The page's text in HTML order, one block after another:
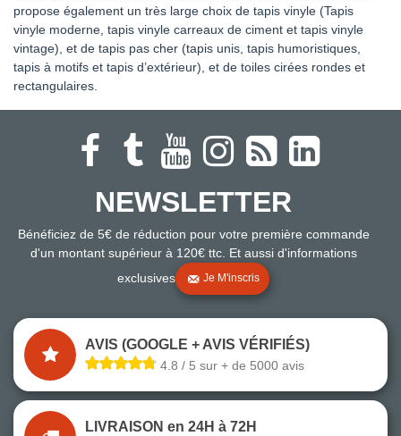
propose également un très large choix de tapis vinyle (Tapis
vinyle moderne, tapis vinyle carreaux de ciment et tapis vinyle
vintage), et de tapis pas cher (tapis unis, tapis humoristiques,
tapis à motifs et tapis d’extérieur), et de toiles cirées rondes et
rectangulaires.
NEWSLETTER
Bénéficiez de 5€ de réduction pour votre première commande
d'un montant supérieur à 120€ ttc. Et aussi d'informations
exclusives
Je M'inscris
AVIS (GOOGLE + AVIS VÉRIFIÉS)
4.8 / 5 sur + de 5000 avis
LIVRAISON en 24H à 72H